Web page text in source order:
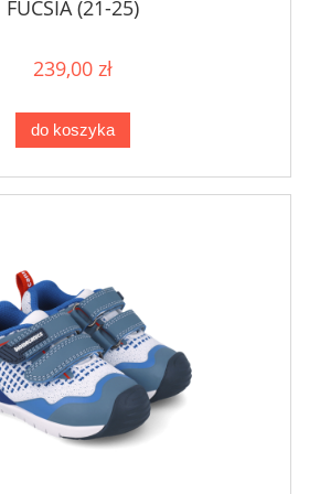
FUCSIA (21-25)
239,00 zł
do koszyka